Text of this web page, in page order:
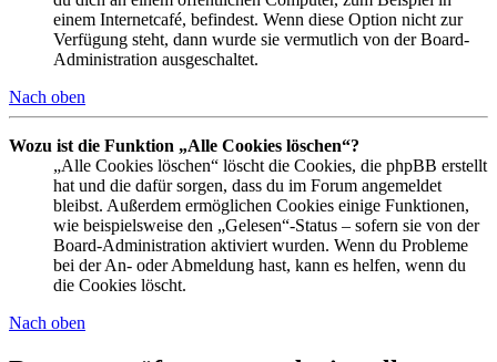
einem Internetcafé, befindest. Wenn diese Option nicht zur
Verfügung steht, dann wurde sie vermutlich von der Board-
Administration ausgeschaltet.
Nach oben
Wozu ist die Funktion „Alle Cookies löschen“?
„Alle Cookies löschen“ löscht die Cookies, die phpBB erstellt
hat und die dafür sorgen, dass du im Forum angemeldet
bleibst. Außerdem ermöglichen Cookies einige Funktionen,
wie beispielsweise den „Gelesen“-Status – sofern sie von der
Board-Administration aktiviert wurden. Wenn du Probleme
bei der An- oder Abmeldung hast, kann es helfen, wenn du
die Cookies löscht.
Nach oben